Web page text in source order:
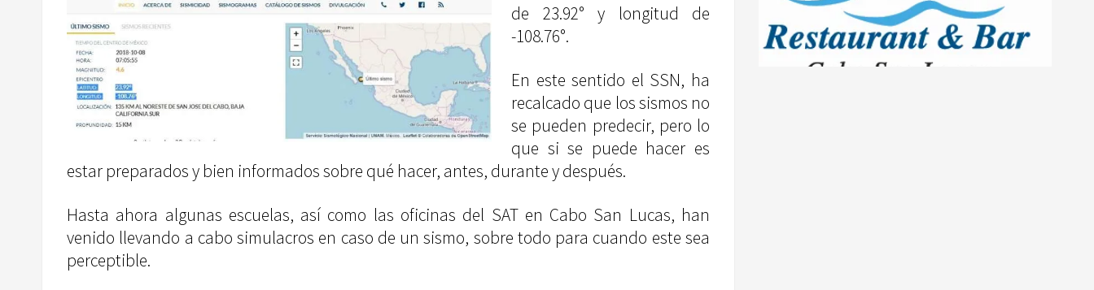
de 23.92° y longitud de
-108.76°.
En este sentido el SSN, ha
recalcado que los sismos no
se pueden predecir, pero lo
que si se puede hacer es
estar preparados y bien informados sobre qué hacer, antes, durante y después.
Hasta ahora algunas escuelas, así como las oficinas del SAT en Cabo San Lucas, han
venido llevando a cabo simulacros en caso de un sismo, sobre todo para cuando este sea
perceptible.